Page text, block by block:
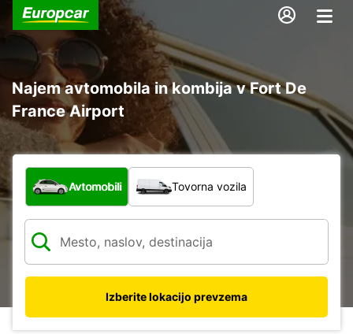
Najem avtomobila in kombija v Fort De
France Airport
Katera vrsta vozila?
Avtomobili Tovorna vozila
Izberite lokacijo prevzema